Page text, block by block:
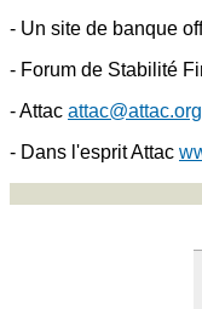
- Un site de banque
- Forum de Stabilité
- Attac attac@attac.org
- Dans l'esprit Attac